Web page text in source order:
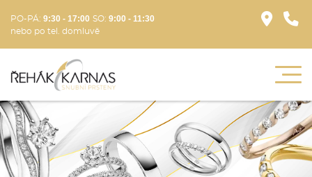
PO-PÁ: 9:30 - 17:00 SO: 9:00 - 11:30
nebo po tel. domluvě